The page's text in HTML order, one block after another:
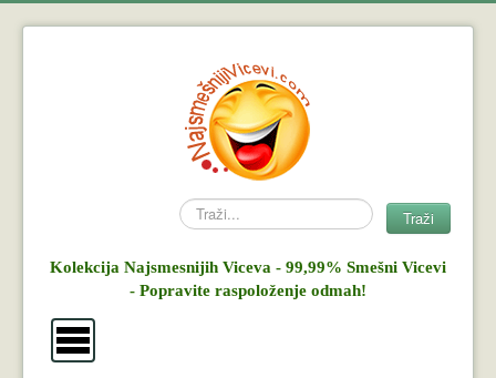
Search Traži
Kolekcija Najsmesnijih Viceva - 99,99% Smešni Vicevi
- Popravite raspoloženje odmah!